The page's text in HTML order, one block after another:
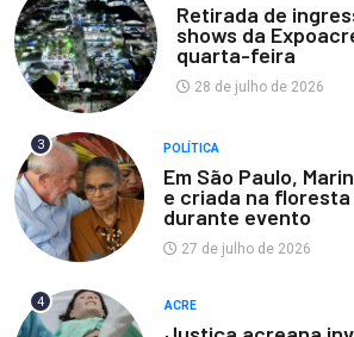
Retirada de
shows da
quarta-feira
28 de julho de 2026
3 POLÍTICA
Em São Paulo,
e criada na
durante evento
27 de julho de 2026
4 ACRE